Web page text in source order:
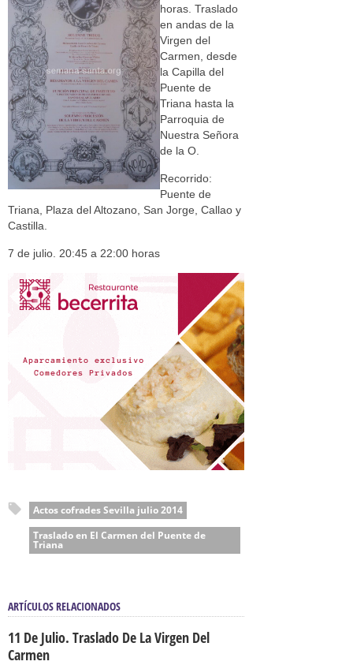
horas. Traslado
en andas de la
Virgen del
Carmen, desde
la Capilla del
Puente de
Triana hasta la
Parroquia de
Nuestra Señora
de la O.
Recorrido:
Puente de
Triana, Plaza del Altozano, San Jorge, Callao y
Castilla.
7 de julio. 20:45 a 22:00 horas
Actos cofrades Sevilla julio 2014
Traslado en El Carmen del Puente de
Triana
ARTÍCULOS RELACIONADOS
11 De Julio. Traslado De La Virgen Del
Carmen